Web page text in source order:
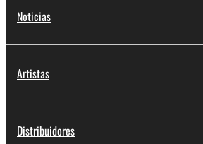
Noticias
Artistas
Distribuidores